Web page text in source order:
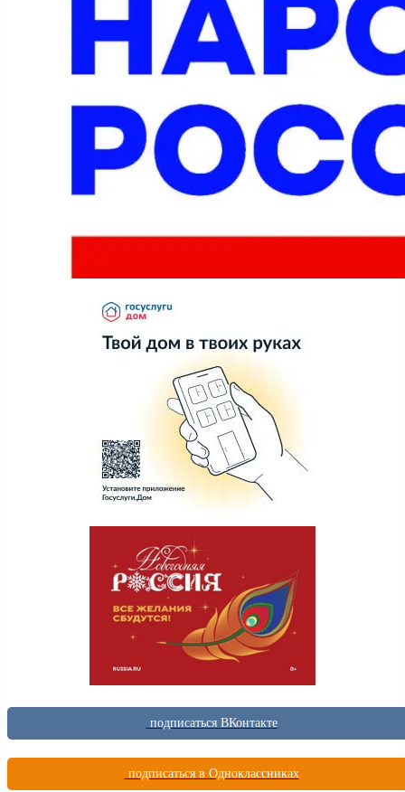
подписаться ВКонтакте
подписаться в Одноклассниках